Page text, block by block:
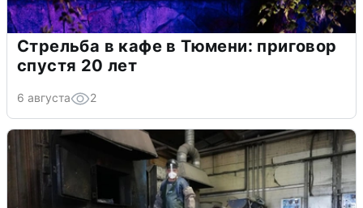
Стрельба в кафе в Тюмени: приговор
спустя 20 лет
6 августа 2